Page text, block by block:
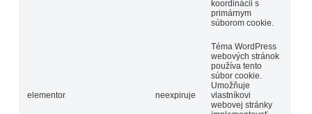
koordinácii s
primárnym
súborom cookie.
elementor neexpiruje
Téma WordPress
webových stránok
používa tento
súbor cookie.
Umožňuje
vlastníkovi
webovej stránky